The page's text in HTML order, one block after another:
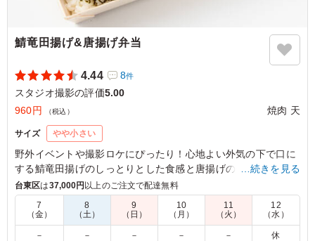
鯖竜田揚げ&唐揚げ弁当
4.44 8件
スタジオ撮影の評価5.00
960円
（税込） 焼肉 天
サイズ やや小さい
野外イベントや撮影ロケにぴったり！心地よい外気の下で口に
する鯖竜田揚げのしっとりとした食感と唐揚げのジューシーさ
は格別。アスパラの塩焼きと共に味わう、素朴な味付けが癒し
を与えてくれます。さらに彩り豊かなひじき煮や人参ナムルが
お口の中で広がり、満足感を一層引き立てます。
…続きを見る
台東区は37,000円以上のご注文で配達無料
7
（金）
8
（土）
9
（日）
10
（月）
11
（火）
12
（水）
－ － － － － 休